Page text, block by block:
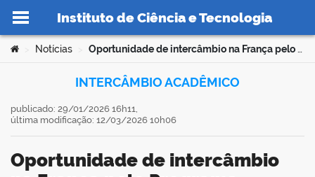
Ir para o conteúdo
Instituto de Ciência e Tecnologia
portal
Você está aqui:
Notícias Oportunidade de intercâmbio na França pelo Programa BRAFITEC
INTERCÂMBIO ACADÊMICO
Oportunidade de intercâmbio
publicado: 29/01/2026 16h11,
última modificação: 12/03/2026 10h06